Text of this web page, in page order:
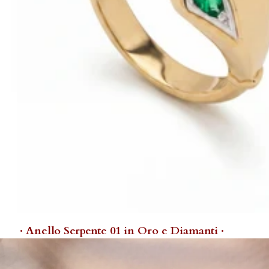
· Anello Serpente 01 in Oro e Diamanti ·